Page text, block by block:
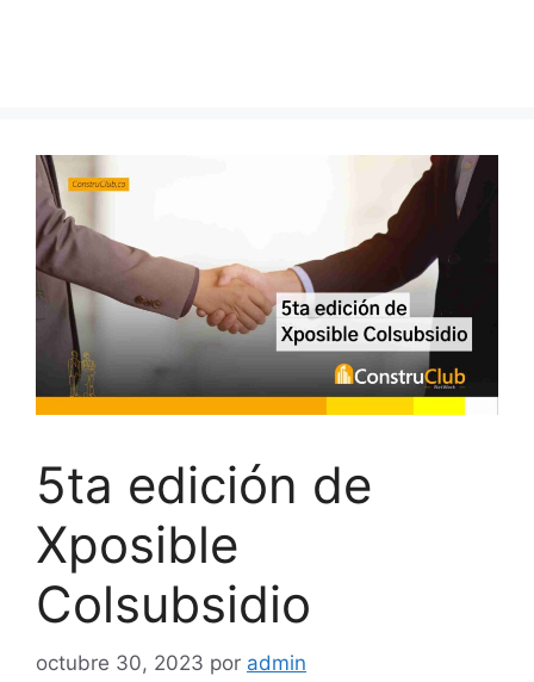
5ta edición de
Xposible
Colsubsidio
octubre 30, 2023 por admin